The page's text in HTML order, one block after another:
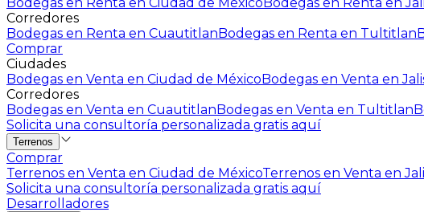
Corredores
Bodegas en Renta en CuautitlanBodegas en Renta en Tultitlan
Comprar
Ciudades
Bodegas en Venta en Ciudad de MéxicoBodegas en Venta en
Corredores
Bodegas en Venta en CuautitlanBodegas en Venta en Tultitlan
Solicita una consultoría personalizada gratis aquí
Terrenos
Comprar
Terrenos en Venta en Ciudad de MéxicoTerrenos en Venta en
Solicita una consultoría personalizada gratis aquí
Desarrolladores